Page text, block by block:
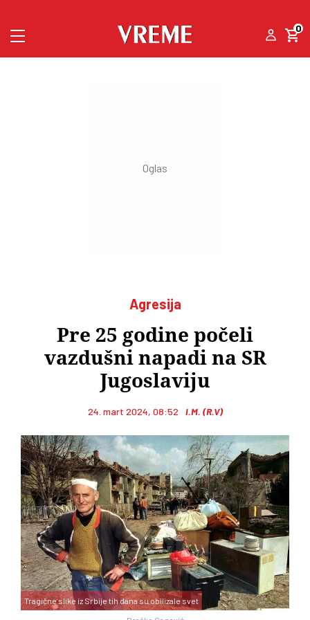
0
Agresija
Pre 25 godine počeli
vazdušni napadi na SR
Jugoslaviju
24. mart 2024, 08:52 I.M. (R.V)
Tragične slike iz Srbije tih dana su obilizale svet